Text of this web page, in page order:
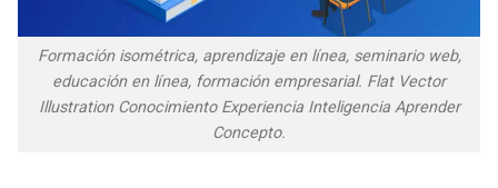
Formación isométrica, aprendizaje en línea, seminario web,
educación en línea, formación empresarial. Flat Vector
Illustration Conocimiento Experiencia Inteligencia Aprender
Concepto.